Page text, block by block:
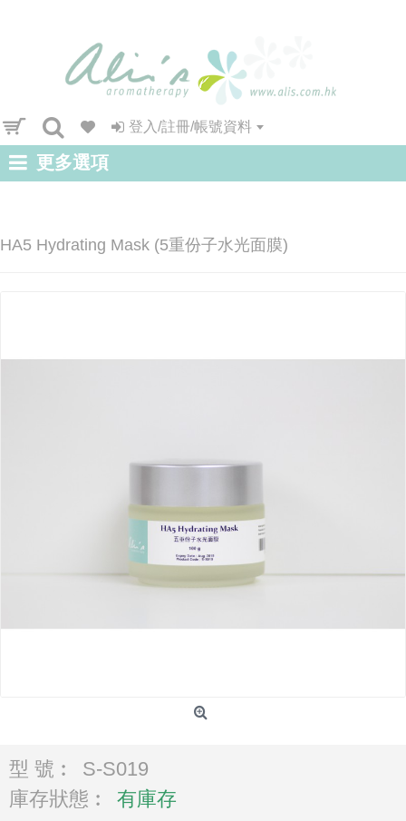
登入/註冊/帳號資料
更多選項
HA5 Hydrating Mask (5重份子水光面膜)
型 號︰
S-S019
庫存狀態︰
有庫存